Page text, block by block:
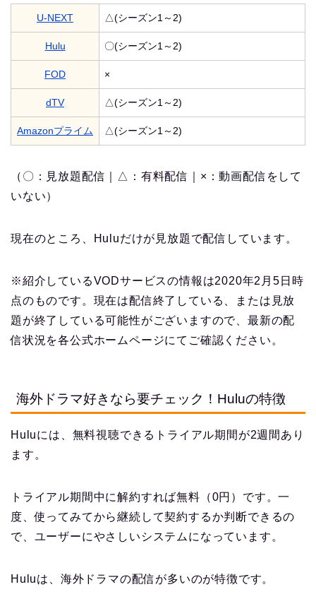
U-NEXT △(シーズン1～2)
Hulu 〇(シーズン1～2)
FOD ×
dTV △(シーズン1～2)
Amazonプライム △(シーズン1～2)
（〇：見放題配信｜△：有料配信｜×：動画配信をして
いない）
現在のところ、Huluだけが見放題で配信しています。
※紹介しているVODサービスの情報は2020年2月5日時
点のものです。現在は配信終了している、または見放
題が終了している可能性がございますので、最新の配
信状況を各公式ホームページにてご確認ください。
海外ドラマ好きなら要チェック！Huluの特徴
Huluには、無料視聴できるトライアル期間が2週間あり
ます。
トライアル期間中に解約すれば無料（0円）です。一
度、使ってみてから継続して契約するか判断できるの
で、ユーザーにやさしいシステムになっています。
Huluは、海外ドラマの配信が多いのが特徴です。